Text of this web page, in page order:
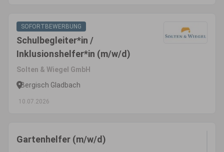
SOFORTBEWERBUNG
Schulbegleiter*in /
Inklusionshelfer*in (m/w/d)
Solten & Wiegel GmbH
Bergisch Gladbach
10.07.2026
Gartenhelfer (m/w/d)